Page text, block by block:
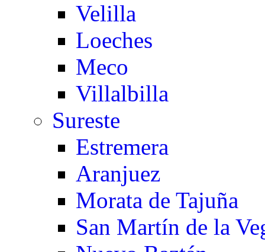
Velilla
Loeches
Meco
Villalbilla
Sureste
Estremera
Aranjuez
Morata de Tajuña
San Martín de la